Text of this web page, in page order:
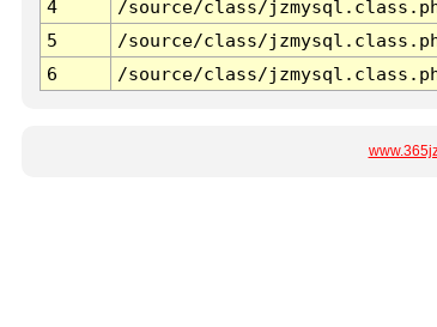
4
/source/class/
5
/source/class/
6
/source/class/